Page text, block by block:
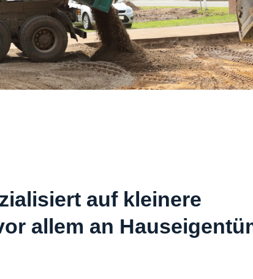
auf kleinere
allem an